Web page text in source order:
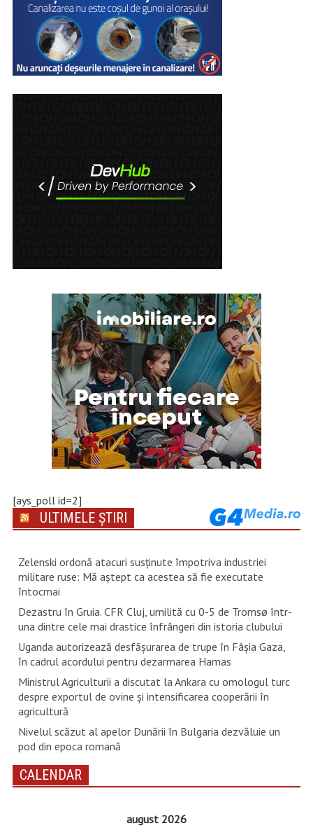
[ays_poll id=2]
ULTIMELE ȘTIRI
Zelenski ordonă atacuri susţinute împotriva industriei
militare ruse: Mă aştept ca acestea să fie executate
întocmai
Dezastru în Gruia. CFR Cluj, umilită cu 0-5 de Tromsø într-
una dintre cele mai drastice înfrângeri din istoria clubului
Uganda autorizează desfăşurarea de trupe în Fâşia Gaza,
în cadrul acordului pentru dezarmarea Hamas
Ministrul Agriculturii a discutat la Ankara cu omologul turc
despre exportul de ovine și intensificarea cooperării în
agricultură
Nivelul scăzut al apelor Dunării în Bulgaria dezvăluie un
pod din epoca romană
CALENDAR
august 2026